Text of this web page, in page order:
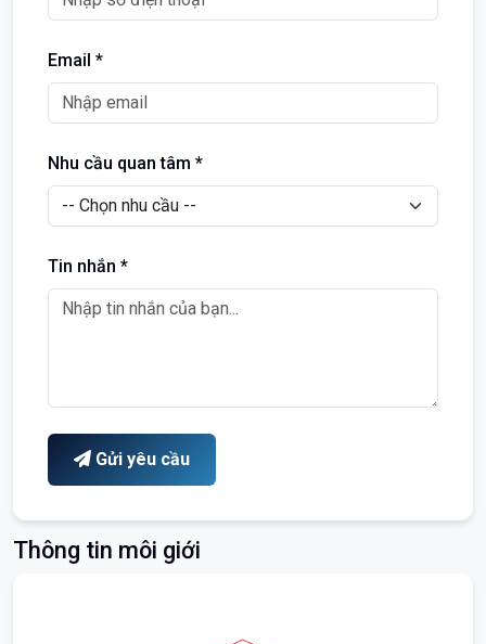
Email *
Nhu cầu quan tâm *
Tin nhắn *
Gửi yêu cầu
Thông tin môi giới